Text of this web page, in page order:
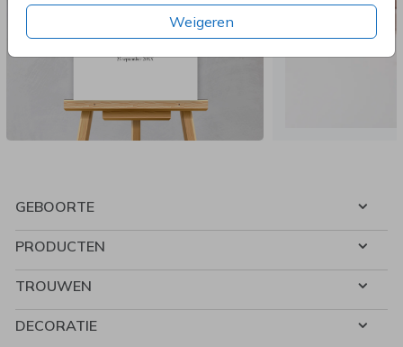
Weigeren
GEBOORTE
PRODUCTEN
TROUWEN
DECORATIE